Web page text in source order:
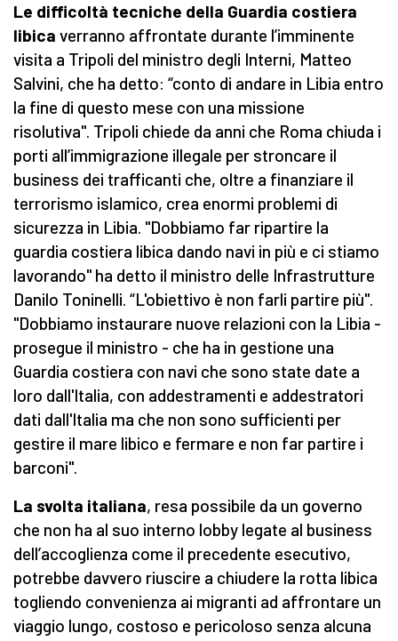
Le difficoltà tecniche della Guardia costiera
libica verranno affrontate durante l’imminente
visita a Tripoli del ministro degli Interni, Matteo
Salvini, che ha detto: “conto di andare in Libia entro
la fine di questo mese con una missione
risolutiva". Tripoli chiede da anni che Roma chiuda i
porti all’immigrazione illegale per stroncare il
business dei trafficanti che, oltre a finanziare il
terrorismo islamico, crea enormi problemi di
sicurezza in Libia. "Dobbiamo far ripartire la
guardia costiera libica dando navi in più e ci stiamo
lavorando" ha detto il ministro delle Infrastrutture
Danilo Toninelli. “L'obiettivo è non farli partire più".
"Dobbiamo instaurare nuove relazioni con la Libia -
prosegue il ministro - che ha in gestione una
Guardia costiera con navi che sono state date a
loro dall'Italia, con addestramenti e addestratori
dati dall'Italia ma che non sono sufficienti per
gestire il mare libico e fermare e non far partire i
barconi".
La svolta italiana, resa possibile da un governo
che non ha al suo interno lobby legate al business
dell’accoglienza come il precedente esecutivo,
potrebbe davvero riuscire a chiudere la rotta libica
togliendo convenienza ai migranti ad affrontare un
viaggio lungo, costoso e pericoloso senza alcuna